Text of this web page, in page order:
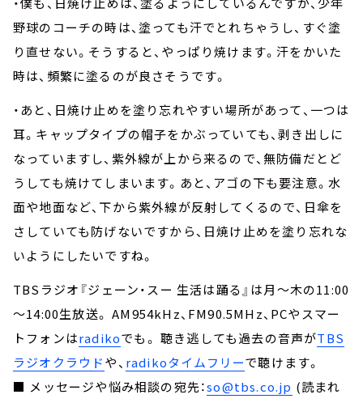
野球のコーチの時は、塗っても汗でとれちゃうし、すぐ塗
り直せない。そうすると、やっぱり焼けます。汗をかいた
時は、頻繁に塗るのが良さそうです。
・あと、日焼け止めを塗り忘れやすい場所があって、一つは
耳。キャップタイプの帽子をかぶっていても、剥き出しに
なっていますし、紫外線が上から来るので、無防備だとど
うしても焼けてしまいます。あと、アゴの下も要注意。水
面や地面など、下から紫外線が反射してくるので、日傘を
さしていても防げないですから、日焼け止めを塗り忘れな
いようにしたいですね。
TBSラジオ『ジェーン・スー 生活は踊る』は月～木の11:00
～14:00生放送。 AM954kHz、FM90.5MHz、PCやスマー
トフォンはradikoでも。 聴き逃しても過去の音声がTBS
ラジオクラウドや、 radikoタイムフリーで聴けます。
■ メッセージや悩み相談の宛先：so@tbs.co.jp (読まれ